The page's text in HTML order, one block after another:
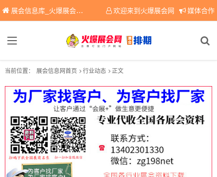
展会信息库_火爆展会网免费展会信息查询平台，提供专业会展服务！ 欢迎来到火爆展会网 媒体合作
当前位置： 展会信息网首页 行业动态 正文